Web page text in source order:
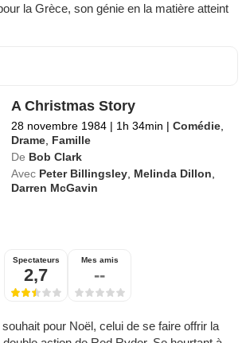
la Grèce, son génie en la matière atteint
A Christmas Story
28 novembre 1984 | 1h 34min | Comédie
Drame Famille
De Bob Clark
Avec Peter Billingsley Melinda Dillon
Darren McGavin
Spectateurs
2,7
Mes amis
--
pour Noël, celui de se faire offrir la